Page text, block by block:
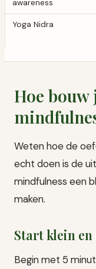
awareness
Yoga Nidra
Hoe bouw
Weten hoe de
echt doen is de
mindfulness een
maken.
Start klein en
Begin met 5